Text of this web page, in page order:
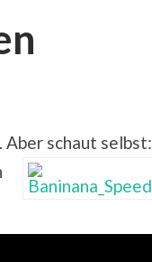
Aber schaut selbst: